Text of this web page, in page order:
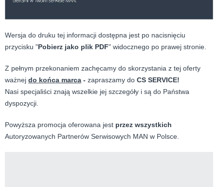
Wersja do druku tej informacji dostępna jest po nacisnięciu
przycisku "Pobierz jako plik PDF" widocznego po prawej stronie.
Z pełnym przekonaniem zachęcamy do skorzystania z tej oferty
ważnej do końca marca - zapraszamy do CS SERVICE!
Nasi specjaliści znają wszelkie jej szczegóły i są do Państwa
dyspozycji.
Powyższa promocja oferowana jest przez wszystkich
Autoryzowanych Partnerów Serwisowych MAN w Polsce.